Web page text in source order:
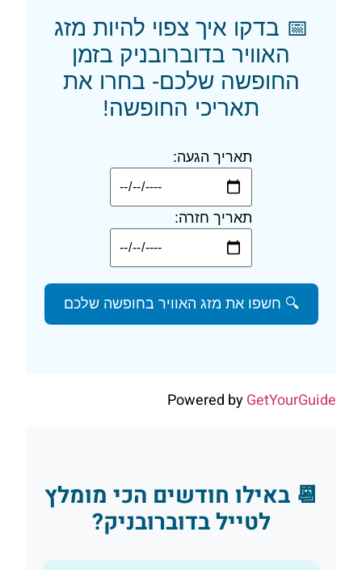
📅 בדקו איך צפוי להיות מזג
האוויר בדוברובניק בזמן
החופשה שלכם- בחרו את
תאריכי החופשה!
תאריך הגעה:
תאריך חזרה:
🔍 חשפו את מזג האוויר בחופשה שלכם
Powered by
📆 באילו חודשים הכי מומלץ
לטייל בדוברובניק?